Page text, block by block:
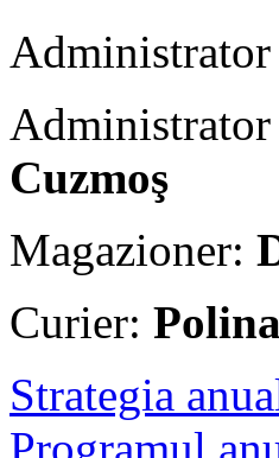
Cuzmoş
Magazioner:
Curier:
Strategia
Programul